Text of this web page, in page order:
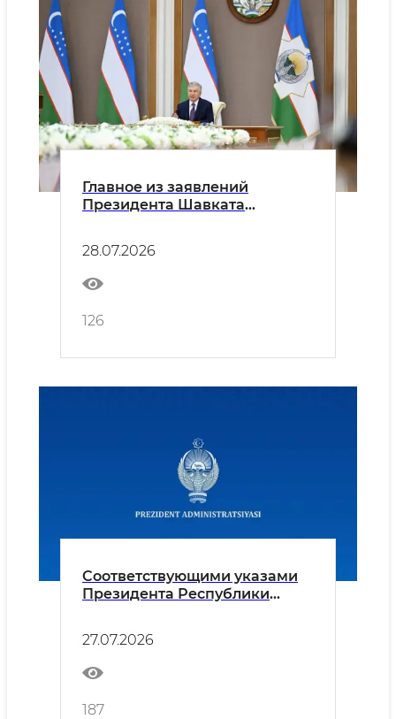
Главное из заявлений
Президента Шавката
совещании по вопросам
энергетики:
28.07.2026
126
Соответствующими указами
Президента Республики
27.07.2026
187